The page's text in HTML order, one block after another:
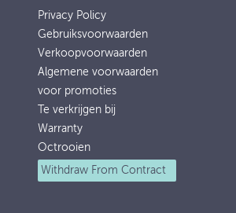
Privacy Policy
Gebruiksvoorwaarden
Verkoopvoorwaarden
Algemene voorwaarden
voor promoties
Te verkrijgen bij
Warranty
Octrooien
Withdraw From Contract